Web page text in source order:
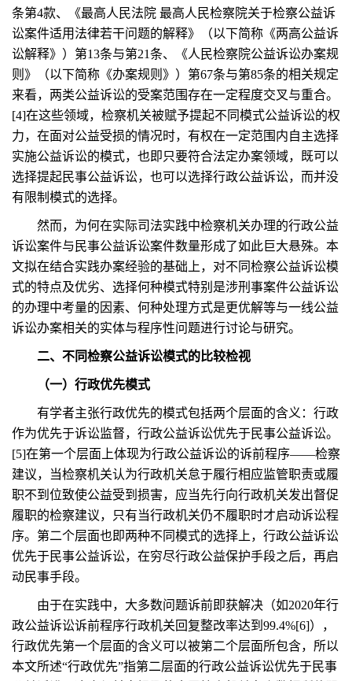
条第4款、《最高人民法院 最高人民检察院关于检察公益诉
讼案件适用法律若干问题的解释》（以下简称《两高公益诉
讼解释》）第13条与第21条、《人民检察院公益诉讼办案规
则》（以下简称《办案规则》）第67条与第85条的相关规定
来看，两类公益诉讼的受案范围存在一定程度交叉与重合。
[4]在这些领域，检察机关被赋予提起不同模式公益诉讼的权
力，在面对公益受损的情况时，有权在一定范围内自主选择
实施公益诉讼的模式，也即只要符合法定办案领域，既可以
选择提起民事公益诉讼，也可以选择行政公益诉讼，而并没
有限制模式的选择。
然而，为何在实际司法实践中检察机关办理的行政公益
诉讼案件与民事公益诉讼案件数量形成了如此巨大悬殊。本
文拟在结合实践办案经验的基础上，对不同检察公益诉讼模
式的特点及优劣、选择何种模式特别是涉刑事案件公益诉讼
的办理中考量的因素、何种处理方式是更优解等与一线公益
诉讼办案相关的实体与程序性问题进行讨论与研究。
二、不同检察公益诉讼模式的比较检视
（一）行政优先模式
有学者主张行政优先的模式包括两个层面的含义：行政
作为优先于诉讼监督，行政公益诉讼优先于民事公益诉讼。
[5]在第一个层面上体现为行政公益诉讼的诉前程序——检察
建议，当检察机关认为行政机关怠于履行相应监管职责或履
职不到位致使公益受到损害，应当先行向行政机关发出督促
履职的检察建议，只有当行政机关仍不履职时才启动诉讼程
序。第二个层面也即两种不同模式的选择上，行政公益诉讼
优先于民事公益诉讼，在穷尽行政公益保护手段之后，再启
动民事手段。
由于在实践中，大多数问题诉前即获解决（如2020年行
政公益诉讼诉前程序行政机关回复整改率达到99.4%[6]），
行政优先第一个层面的含义可以被第二个层面所包含，所以
本文所述“行政优先”指第二层面的行政公益诉讼优先于民事